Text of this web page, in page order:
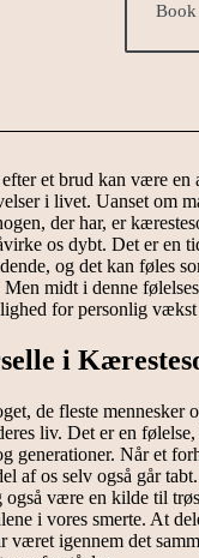
Book
et brud kan være en
i livet. Uanset om
der har, er
os dybt. Det er en
og det kan føles
Men midt i denne
for personlig
i
de fleste mennesker
liv. Det er en
generationer. Når et
af os selv også går
også være en kilde til
i vores smerte. At
været igennem det